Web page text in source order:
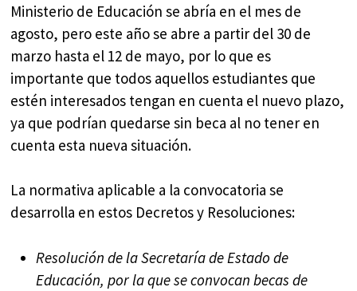
Ministerio de Educación se abría en el mes de
agosto, pero este año se abre a partir del 30 de
marzo hasta el 12 de mayo, por lo que es
importante que todos aquellos estudiantes que
estén interesados tengan en cuenta el nuevo plazo,
ya que podrían quedarse sin beca al no tener en
cuenta esta nueva situación.
La normativa aplicable a la convocatoria se
desarrolla en estos Decretos y Resoluciones:
Resolución de la Secretaría de Estado de
Educación, por la que se convocan becas de